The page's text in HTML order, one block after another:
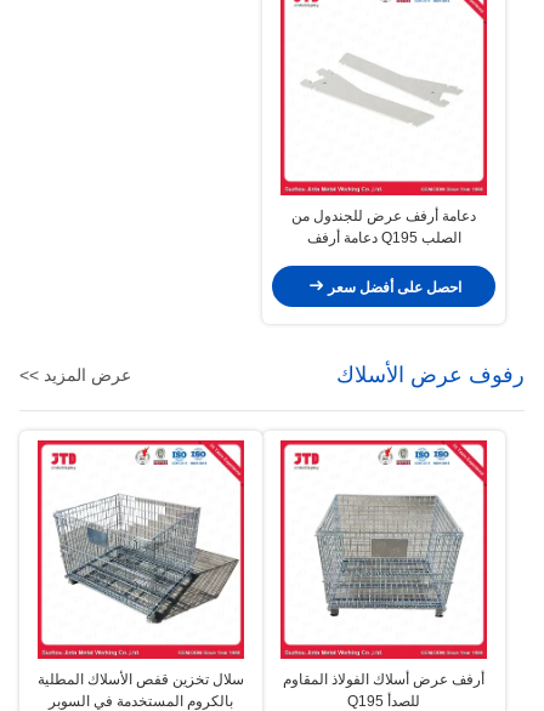
دعامة أرفف عرض للجندول من
الصلب Q195 دعامة أرفف
احصل على أفضل سعر
رفوف عرض الأسلاك عرض المزيد >>
أرفف عرض أسلاك الفولاذ المقاوم
للصدأ Q195
سلال تخزين قفص الأسلاك المطلية
بالكروم المستخدمة في السوبر